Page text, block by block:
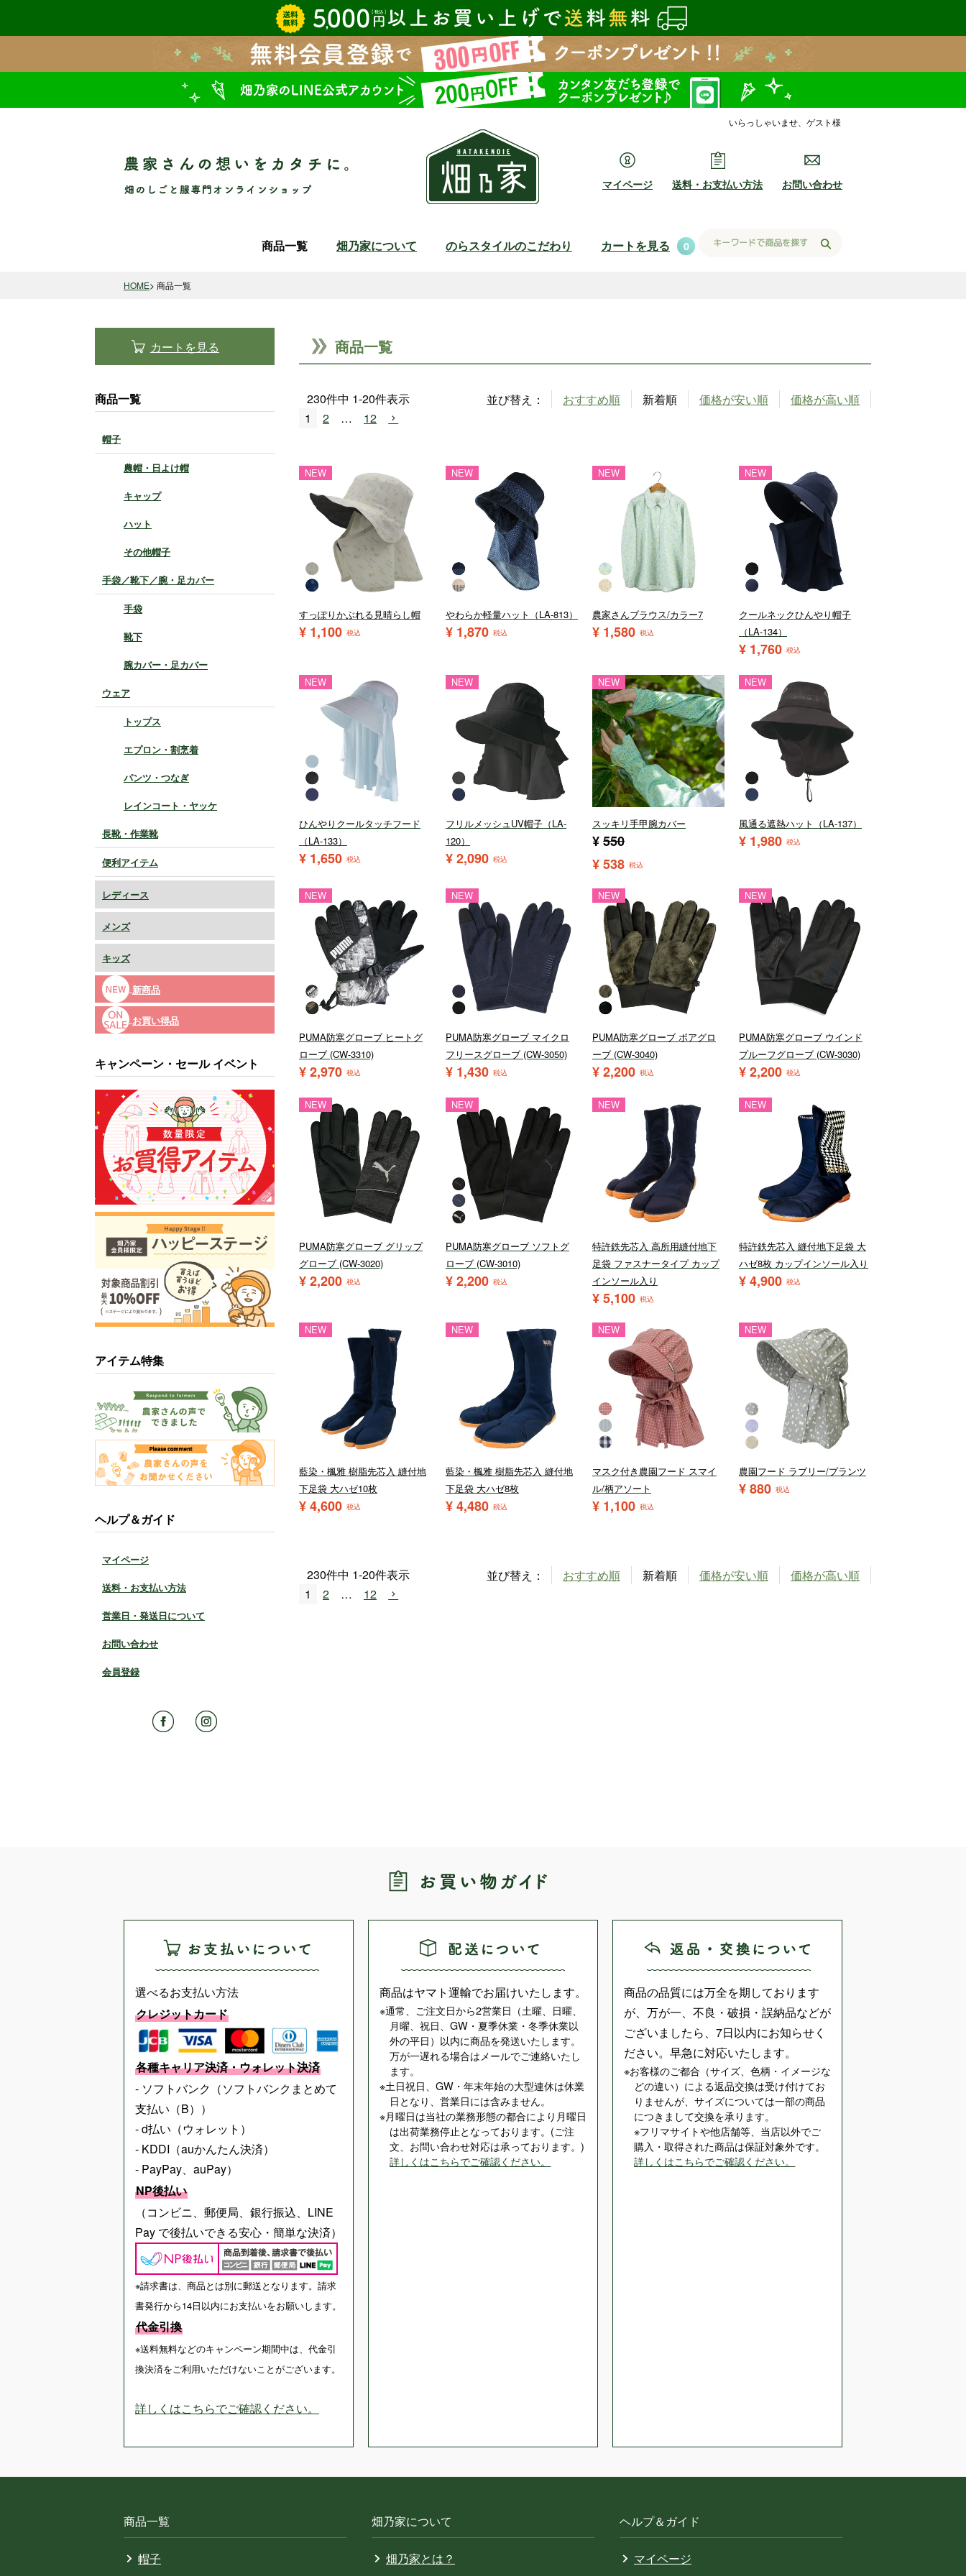
いらっしゃいませ、ゲスト様
マイページ 送料・お支払い方法 お問い合わせ
商品一覧 畑乃家について のらスタイルのこだわり カートを見る 0
検索
HOME 商品一覧
カートを見る
商品一覧
帽子
農帽・日よけ帽
キャップ
ハット
その他帽子
手袋／靴下／腕・足カバー
手袋
靴下
腕カバー・足カバー
ウェア
トップス
エプロン・割烹着
パンツ・つなぎ
レインコート・ヤッケ
長靴・作業靴
便利アイテム
レディース
メンズ
キッズ
新商品
お買い得品
キャンペーン・セール イベント
アイテム特集
ヘルプ＆ガイド
マイページ
送料・お支払い方法
営業日・発送日について
お問い合わせ
会員登録
商品一覧
並び替え おすすめ順 新着順 価格が安い順 価格が高い順
230件中 1-20件表示
1
2 … 12
NEW
すっぽりかぶれる見晴らし帽
¥ 1,100 税込
NEW
やわらか軽量ハット（LA-813）
¥ 1,870 税込
NEW
農家さんブラウス/カラー7
¥ 1,580 税込
NEW
クールネックひんやり帽子
（LA-134）
¥ 1,760 税込
NEW
ひんやりクールタッチフード
（LA-133）
¥ 1,650 税込
NEW
フリルメッシュUV帽子（LA-
120）
¥2,090 税込
NEW
スッキリ手甲腕カバー
¥550
¥538 税込
NEW
風通る遮熱ハット（LA-137）
¥ 1,980 税込
NEW
PUMA防寒グローブ ヒートグ
ローブ (CW-3310)
¥2,970 税込
NEW
PUMA防寒グローブ マイクロ
フリースグローブ (CW-3050)
¥ 1,430 税込
NEW
PUMA防寒グローブ ボアグロ
ーブ (CW-3040)
¥2,200 税込
NEW
PUMA防寒グローブ ウインド
プルーフグローブ (CW-3030)
¥2,200 税込
NEW
PUMA防寒グローブ グリップ
グローブ (CW-3020)
¥2,200 税込
NEW
PUMA防寒グローブ ソフトグ
ローブ (CW-3010)
¥2,200 税込
NEW
特許鉄先芯入 高所用縫付地下
足袋 ファスナータイプ カップ
インソール入り
¥5,100 税込
NEW
特許鉄先芯入 縫付地下足袋 大
ハゼ8枚 カップインソール入り
¥4,900 税込
NEW
藍染・楓雅 樹脂先芯入 縫付地
下足袋 大ハゼ10枚
¥4,600 税込
NEW
藍染・楓雅 樹脂先芯入 縫付地
下足袋 大ハゼ8枚
¥4,480 税込
NEW
マスク付き農園フード スマイ
ル/柄アソート
¥ 1,100 税込
NEW
農園フード ラブリー/プランツ
¥880 税込
並び替え おすすめ順 新着順 価格が安い順 価格が高い順
230件中 1-20件表示
1
2 … 12
選べるお支払い方法
クレジットカード
各種キャリア決済・ウォレット決済
- ソフトバンク（ソフトバンクまとめて
支払い（B））
- d払い（ウォレット）
- KDDI（auかんたん決済）
- PayPay、auPay）
NP後払い
（コンビニ、郵便局、銀行振込、LINE
Pay で後払いできる安心・簡単な決済）
※請求書は、商品とは別に郵送となります。請求
書発行から14日以内にお支払いをお願いします。
代金引換
※送料無料などのキャンペーン期間中は、代金引
換決済をご利用いただけないことがございます。
詳しくはこちらでご確認ください。
商品はヤマト運輸でお届けいたします。
通常、ご注文日から2営業日（土曜、日曜、
月曜、祝日、GW・夏季休業・冬季休業以
外の平日）以内に商品を発送いたします。
万が一遅れる場合はメールでご連絡いたし
ます。
土日祝日、GW・年末年始の大型連休は休業
日となり、営業日には含みません。
月曜日は当社の業務形態の都合により月曜日
は出荷業務停止となっております。(ご注
文、お問い合わせ対応は承っております。)
詳しくはこちらでご確認ください。
商品の品質には万全を期しております
が、万が一、不良・破損・誤納品などが
ございましたら、7日以内にお知らせく
ださい。早急に対応いたします。
お客様のご都合（サイズ、色柄・イメージな
どの違い）による返品交換は受け付けてお
りませんが、サイズについては一部の商品
につきまして交換を承ります。
※フリマサイトや他店舗等、当店以外でご
購入・取得された商品は保証対象外です。
詳しくはこちらでご確認ください。
商品一覧
帽子
畑乃家について
畑乃家とは？
ヘルプ＆ガイド
マイページ